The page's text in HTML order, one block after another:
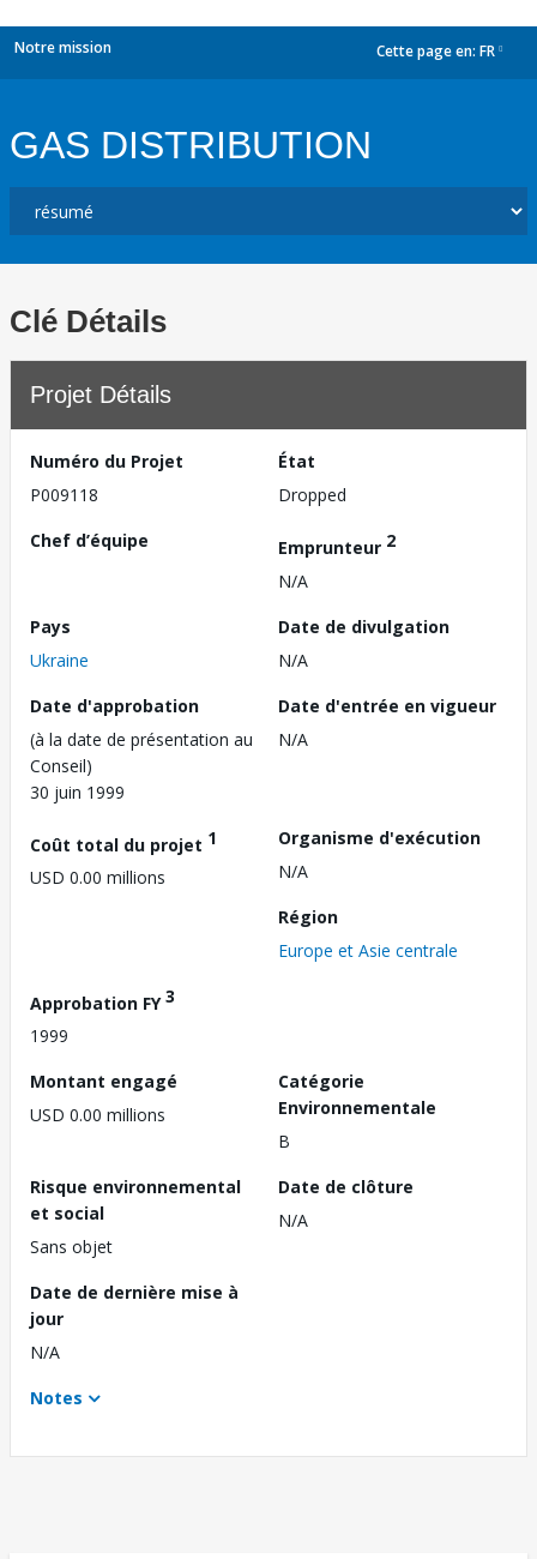
Notre mission Cette page en: FR
GAS DISTRIBUTION
Clé Détails
Projet Détails
Numéro du Projet
P009118
État
Dropped
Chef d’équipe
Emprunteur 2
N/A
Pays
Ukraine
Date de divulgation
N/A
Date d'approbation
(à la date de présentation au
Conseil)
30 juin 1999
Date d'entrée en vigueur
N/A
Coût total du projet 1
USD 0.00 millions
Organisme d'exécution
N/A
Région
Europe et Asie centrale
Approbation FY3
1999
Montant engagé
USD 0.00 millions
Catégorie
Environnementale
B
Risque environnemental
et social
Sans objet
Date de clôture
N/A
Date de dernière mise à
jour
N/A
Notes